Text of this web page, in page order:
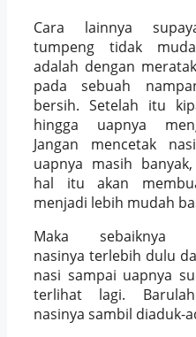
Cara lainnya
tumpeng tidak
adalah dengan
pada sebuah
bersih. Setelah itu
hingga uapnya
Jangan mencetak
uapnya masih
hal itu akan
menjadi lebih mudah
Maka sebaiknya
nasinya terlebih dulu
nasi sampai uapnya
terlihat lagi.
nasinya sambil diaduk-